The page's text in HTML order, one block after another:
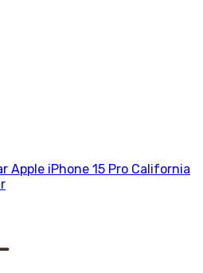
Apple iPhone 15 Pro California